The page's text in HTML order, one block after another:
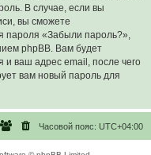
В случае, если вы
вы сможете
пароля «Забыли пароль?»,
phpBB. Вам будет
и ваш адрес email, после чего
вам новый пароль для
Часовой пояс: UTC+04:00